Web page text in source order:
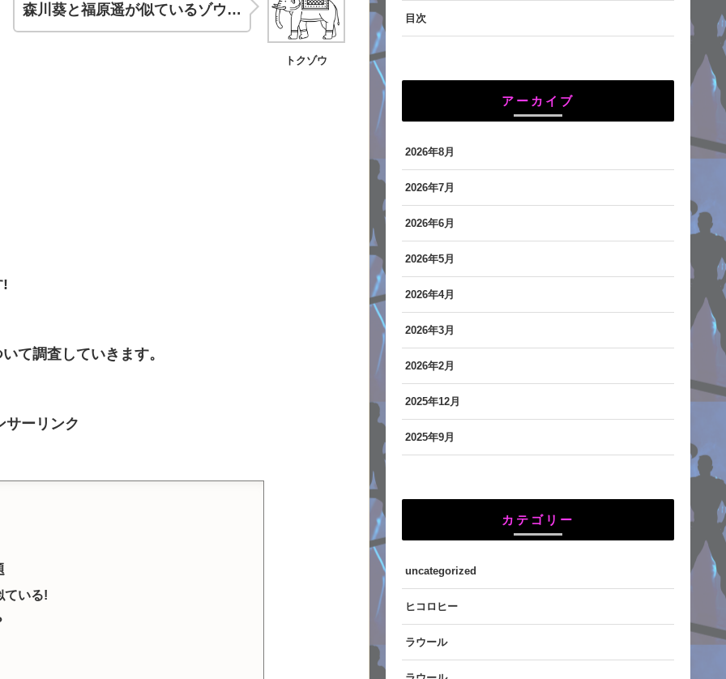
トクゾウ
森川葵と福原遥が似ているゾウ…
!
て調査していきます。
サーリンク
ている!
目次
アーカイブ
2026年8月
2026年7月
2026年6月
2026年5月
2026年4月
2026年3月
2026年2月
2025年12月
2025年9月
カテゴリー
uncategorized
ヒコロヒー
ラウール